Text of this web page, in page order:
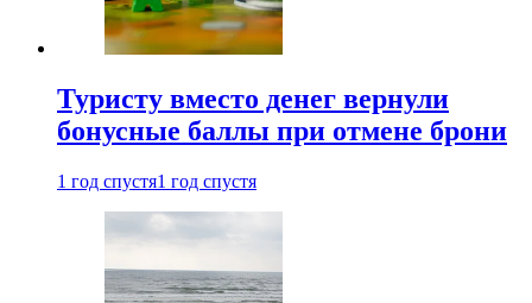
Туристу вместо денег вернули
бонусные баллы при отмене брони
1 год спустя1 год спустя